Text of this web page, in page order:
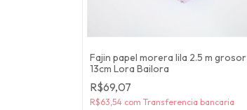
Fajin papel morera lila 2.5 m grosor
13cm Lora Bailora
R$69,07
R$63,54 com Transferencia bancaria